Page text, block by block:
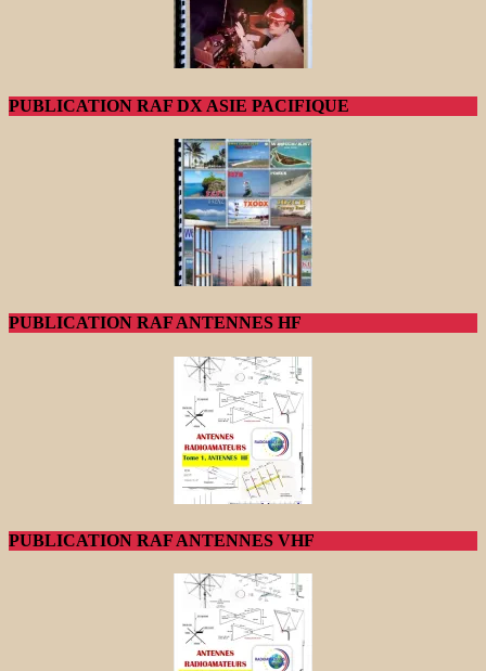
PUBLICATION RAF DX ASIE PACIFIQUE
PUBLICATION RAF ANTENNES HF
PUBLICATION RAF ANTENNES VHF